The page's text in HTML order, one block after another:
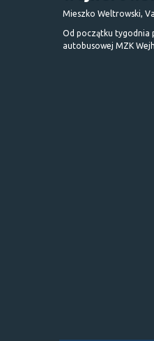
Mieszko Weltrowski,
Od początku tygodnia
autobusowej MZK